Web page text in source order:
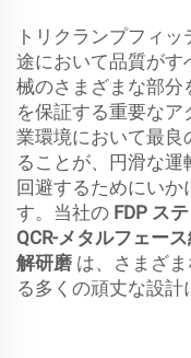
トリクランプフィ
途において品質がす
械のさまざまな部分
を保証する重要な
業環境において最良
ることが、円滑な
回避するためにいか
す。当社の FDP ス
QCR-メタルフェー
解研磨 は、さまざ
る多くの頑丈な設計